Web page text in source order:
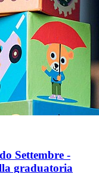
Settembre -
graduatoria